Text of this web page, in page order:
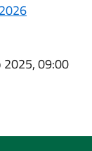
2025, 09:00